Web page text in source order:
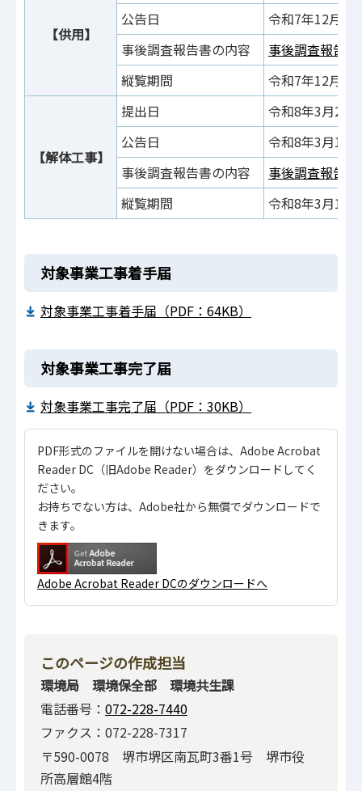
【供用】
公告日
令和7年12月26
事後調査報告書の内容
事後調査報告
縦覧期間
令和7年12月26
【解体工事】
提出日
令和8年3月2日
公告日
令和8年3月13日
事後調査報告書の内容
事後調査報告
縦覧期間
令和8年3月13
対象事業工事着手届
対象事業工事着手届（PDF：64KB）
対象事業工事完了届
対象事業工事完了届（PDF：30KB）
PDF形式のファイルを開けない場合は、Adobe Acrobat
Reader DC（旧Adobe Reader）をダウンロードしてく
ださい。
お持ちでない方は、Adobe社から無償でダウンロードで
きます。
Adobe Acrobat Reader DCのダウンロードへ
このページの作成担当
環境局 環境保全部 環境共生課
電話番号： 072-228-7440
ファクス：072-228-7317
〒590-0078 堺市堺区南瓦町3番1号 堺市役
所高層館4階